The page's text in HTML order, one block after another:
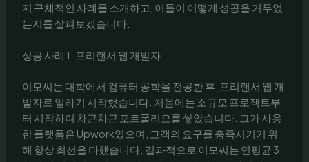
지 구체적인 사례를 소개하고, 이들이 어떻게 성공을 거두었
는지를 살펴보겠습니다.
성공 사례 1: 프리랜서 웹 개발자
이모씨는 대학에서 컴퓨터 공학을 전공한 후, 프리랜서 웹 개
발자로 일하기 시작했습니다. 처음에는 소규모 프로젝트부
터 시작하여 차근차근 포트폴리오를 쌓았습니다. 그가 사용
한 플랫폼은 Upwork였으며, 고객의 요구를 충족시키기 위
해 항상 최선을 다했습니다. 결과적으로 이모씨는 연평균 3